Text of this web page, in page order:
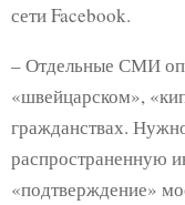
сети Facebook.
– Отдельные СМИ
«швейцарском»,
гражданствах.
распространенную
«подтверждение»